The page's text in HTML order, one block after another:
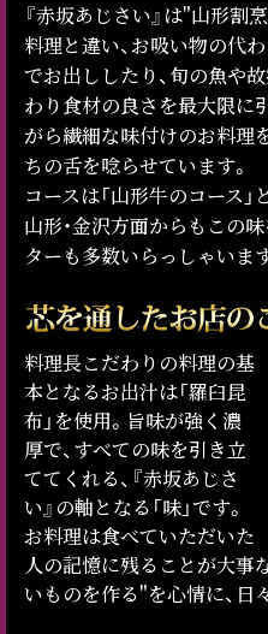
『赤坂あじさい』は"山形割
料理と違い、お吸い物の代
でお出ししたり、旬の魚や
わり食材の良さを最大限に
がら繊細な味付けのお料理
ちの舌を唸らせています。
コースは「山形牛のコース」
山形・金沢方面からもこの
ターも多数いらっしゃいます
料理長こだわりの料理の基
本となるお出汁は「羅臼昆
布」を使用。旨味が強く濃
厚で、すべての味を引き立
ててくれる、『赤坂あじさ
い』の軸となる「味」です。
お料理は食べていただいた
人の記憶に残ることが大事
いものを作る"を心情に、日